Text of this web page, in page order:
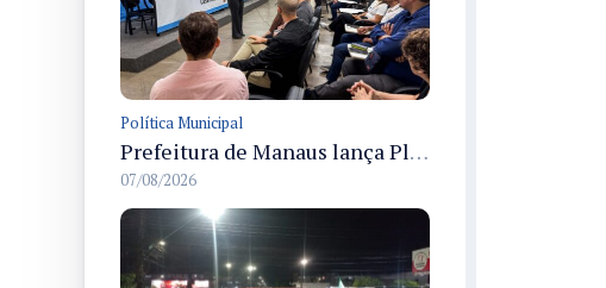
Política Municipal
Prefeitura de Manaus lança Plano de Integridade da CGM para o biênio 2027-2028 com diretrizes de governança e transparência
07/08/2026